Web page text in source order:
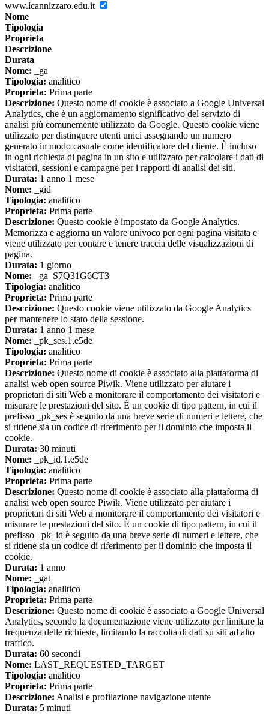
www.lcannizzaro.edu.it
Nome
Tipologia
Proprieta
Descrizione
Durata
Nome: _ga
Tipologia: analitico
Proprieta: Prima parte
Descrizione: Questo nome di cookie è associato a Google Universal
Analytics, che è un aggiornamento significativo del servizio di
analisi più comunemente utilizzato da Google. Questo cookie viene
utilizzato per distinguere utenti unici assegnando un numero
generato in modo casuale come identificatore del cliente. È incluso
in ogni richiesta di pagina in un sito e utilizzato per calcolare i dati di
visitatori, sessioni e campagne per i rapporti di analisi dei siti.
Durata: 1 anno 1 mese
Nome: _gid
Tipologia: analitico
Proprieta: Prima parte
Descrizione: Questo cookie è impostato da Google Analytics.
Memorizza e aggiorna un valore univoco per ogni pagina visitata e
viene utilizzato per contare e tenere traccia delle visualizzazioni di
pagina.
Durata: 1 giorno
Nome: _ga_S7Q31G6CT3
Tipologia: analitico
Proprieta: Prima parte
Descrizione: Questo cookie viene utilizzato da Google Analytics
per mantenere lo stato della sessione.
Durata: 1 anno 1 mese
Nome: _pk_ses.1.e5de
Tipologia: analitico
Proprieta: Prima parte
Descrizione: Questo nome di cookie è associato alla piattaforma di
analisi web open source Piwik. Viene utilizzato per aiutare i
proprietari di siti Web a monitorare il comportamento dei visitatori e
misurare le prestazioni del sito. È un cookie di tipo pattern, in cui il
prefisso _pk_ses è seguito da una breve serie di numeri e lettere, che
si ritiene sia un codice di riferimento per il dominio che imposta il
cookie.
Durata: 30 minuti
Nome: _pk_id.1.e5de
Tipologia: analitico
Proprieta: Prima parte
Descrizione: Questo nome di cookie è associato alla piattaforma di
analisi web open source Piwik. Viene utilizzato per aiutare i
proprietari di siti Web a monitorare il comportamento dei visitatori e
misurare le prestazioni del sito. È un cookie di tipo pattern, in cui il
prefisso _pk_id è seguito da una breve serie di numeri e lettere, che
si ritiene sia un codice di riferimento per il dominio che imposta il
cookie.
Durata: 1 anno
Nome: _gat
Tipologia: analitico
Proprieta: Prima parte
Descrizione: Questo nome di cookie è associato a Google Universal
Analytics, secondo la documentazione viene utilizzato per limitare la
frequenza delle richieste, limitando la raccolta di dati su siti ad alto
traffico.
Durata: 60 secondi
Nome: LAST_REQUESTED_TARGET
Tipologia: analitico
Proprieta: Prima parte
Descrizione: Analisi e profilazione navigazione utente
Durata: 5 minuti